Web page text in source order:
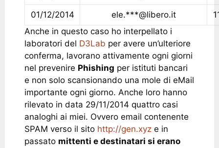
01/12/2014 ele.***@libero.it
Anche in questo caso ho interpellato i
laboratori del D3Lab per avere un’ulteriore
conferma, lavorano attivamente ogni giorni
nel prevenire Phishing per istituti bancari
e non solo scansionando una mole di eMail
importante ogni giorno. Anche loro hanno
rilevato in data 29/11/2014 quattro casi
analoghi ai miei. Ovvero email contenente
SPAM verso il sito http://gen.xyz e in
passato mittenti e destinatari si erano